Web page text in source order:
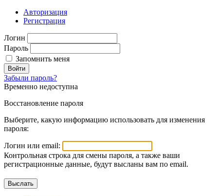
Авторизация
Регистрация
Логин
Пароль
Запомнить меня
Войти
Забыли пароль?
Временно недоступна
Восстановление пароля
Выберите, какую информацию использовать для изменения
пароля:
Логин или email:
Контрольная строка для смены пароля, а также ваши
регистрационные данные, будут высланы вам по email.